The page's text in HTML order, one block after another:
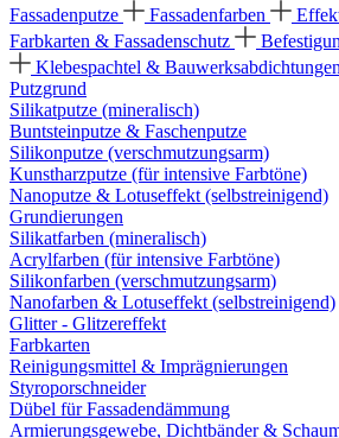
Fassadenputze
Fassadenfarben
Farbkarten & Fassadenschutz
Klebespachtel & Bauwerksabdichtungen
Putzgrund
Silikatputze (mineralisch)
Buntsteinputze & Faschenputze
Silikonputze (verschmutzungsarm)
Kunstharzputze (für intensive Farbtöne)
Nanoputze & Lotuseffekt (selbstreinigend)
Grundierungen
Silikatfarben (mineralisch)
Acrylfarben (für intensive Farbtöne)
Silikonfarben (verschmutzungsarm)
Nanofarben & Lotuseffekt (selbstreinigend)
Glitter - Glitzereffekt
Farbkarten
Reinigungsmittel & Imprägnierungen
Styroporschneider
Dübel für Fassadendämmung
Armierungsgewebe, Dichtbänder &